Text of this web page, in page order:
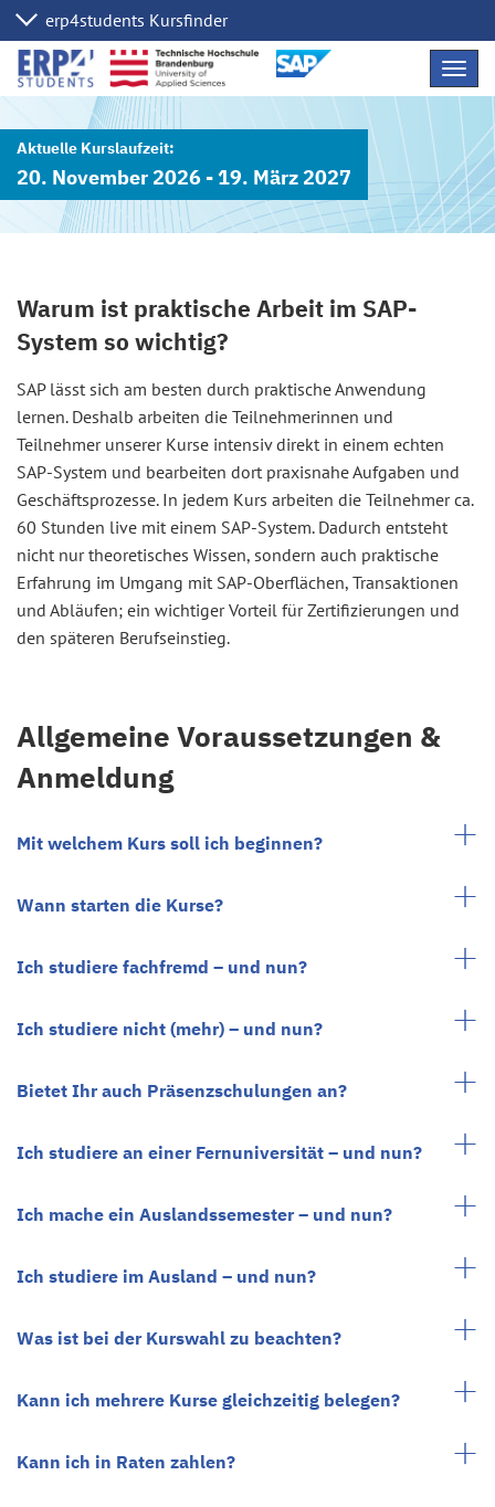
20. November 2026 - 19. März 2027
Warum ist praktische Arbeit im SAP-
System so wichtig?
SAP lässt sich am besten durch praktische Anwendung
lernen. Deshalb arbeiten die Teilnehmerinnen und
Teilnehmer unserer Kurse intensiv direkt in einem echten
SAP-System und bearbeiten dort praxisnahe Aufgaben und
Geschäftsprozesse. In jedem Kurs arbeiten die Teilnehmer ca.
60 Stunden live mit einem SAP-System. Dadurch entsteht
nicht nur theoretisches Wissen, sondern auch praktische
Erfahrung im Umgang mit SAP-Oberflächen, Transaktionen
und Abläufen; ein wichtiger Vorteil für Zertifizierungen und
den späteren Berufseinstieg.
Allgemeine Voraussetzungen &
Anmeldung
Mit welchem Kurs soll ich beginnen?
Wann starten die Kurse?
Ich studiere fachfremd – und nun?
Ich studiere nicht (mehr) – und nun?
Bietet Ihr auch Präsenzschulungen an?
Ich studiere an einer Fernuniversität – und nun?
Ich mache ein Auslandssemester – und nun?
Ich studiere im Ausland – und nun?
Was ist bei der Kurswahl zu beachten?
Kann ich mehrere Kurse gleichzeitig belegen?
Kann ich in Raten zahlen?